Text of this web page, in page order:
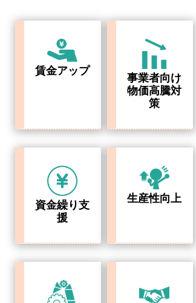
賃金アップ
事業者向け
物価高騰対
策
資金繰り支
援
生産性向上